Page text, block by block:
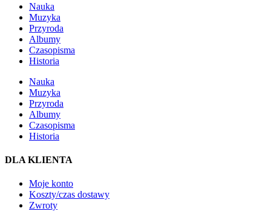
Nauka
Muzyka
Przyroda
Albumy
Czasopisma
Historia
Nauka
Muzyka
Przyroda
Albumy
Czasopisma
Historia
DLA KLIENTA
Moje konto
Koszty/czas dostawy
Zwroty